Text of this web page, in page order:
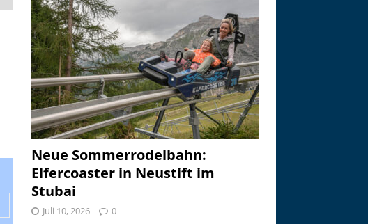
Neue Sommerrodelbahn:
Elfercoaster in Neustift im
Stubai
Juli 10, 2026 0